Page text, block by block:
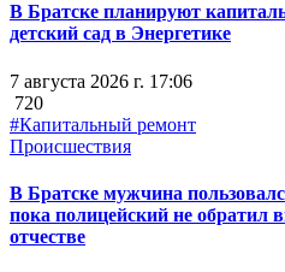
В Братске планируют
детский сад в Энергетике
7 августа 2026 г. 17:06
720
#Капитальный ремонт
Происшествия
В Братске мужчина
пока полицейский не обратил
отчестве